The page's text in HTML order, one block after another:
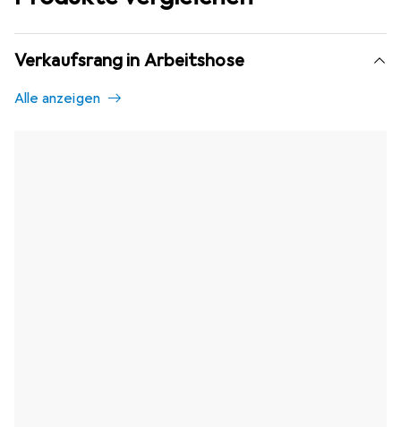
Verkaufsrang in Arbeitshose
Alle anzeigen